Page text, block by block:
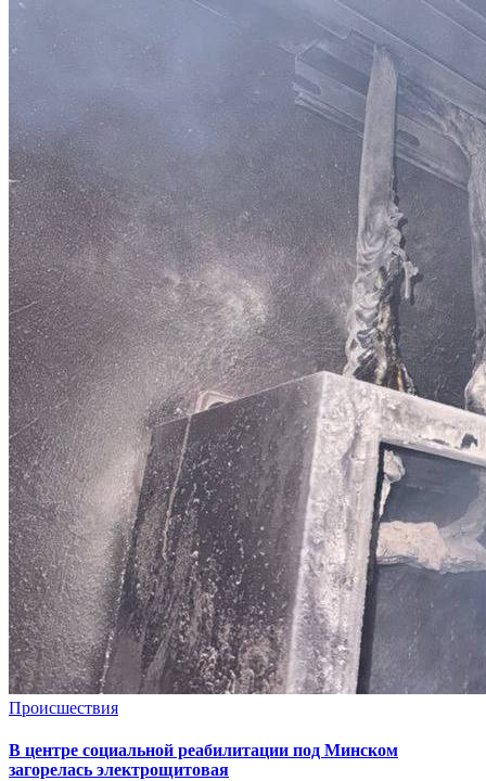
Происшествия
В центре социальной реабилитации под Минском
загорелась электрощитовая